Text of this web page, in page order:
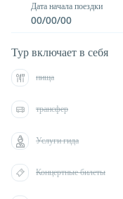
Дата начала поездки
00/00/00
Тур включает в себя
пища
трансфер
Услуги гида
Концертные билеты